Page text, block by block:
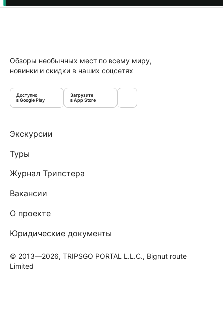
Обзоры необычных мест по всему миру,
новинки и скидки в наших соцсетях
Доступно
в Google Play
Загрузите
в App Store
Экскурсии
Туры
Журнал Трипстера
Вакансии
О проекте
Юридические документы
© 2013—2026, TRIPSGO PORTAL L.L.C., Bignut route
Limited